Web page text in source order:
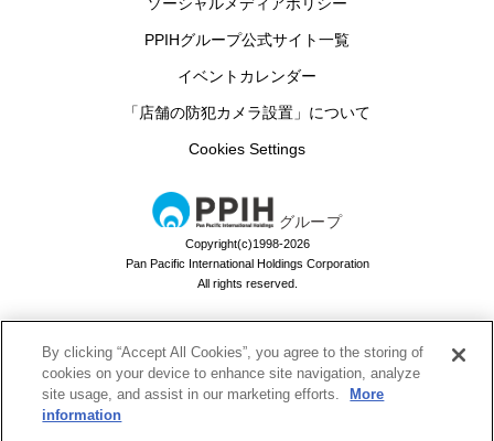
PPIHグループ公式サイト一覧
イベントカレンダー
「店舗の防犯カメラ設置」について
Cookies Settings
グループ
Copyright(c)1998-2026
Pan Pacific International Holdings Corporation
All rights reserved.
By clicking “Accept All Cookies”, you agree to the storing of
cookies on your device to enhance site navigation, analyze
site usage, and assist in our marketing efforts.
More
information
ドン・キホーテのお買い物アプリ
ドンキでお買い物するなら必須！